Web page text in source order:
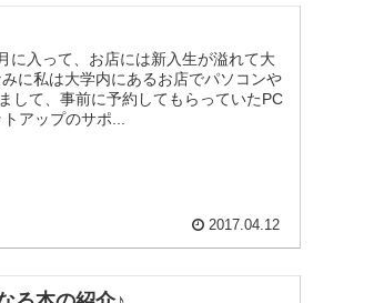
に入って、お店には新入生が溢れて大
に私は大学内にあるお店でパソコンや
して、事前に予約してもらっていたPC
アップのサポ...
2017.04.12